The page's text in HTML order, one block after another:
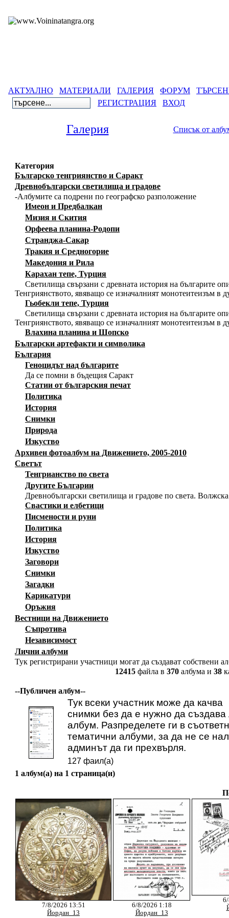
АКТУАЛНО МАТЕРИАЛИ ГАЛЕРИЯ ФОРУМ
РЕГИСТРАЦИЯ
ВХОД
Галерия Списък от
Категория
Българско тенгриянство и Саракт
Древнобългарски светилища и градове
-Албумите са подрени по географско разположение
Имеон и Предбалкан
Мизия и Скития
Орфеева планина-Родопи
Странджа-Сакар
Тракия и Средногорие
Македония и Рила
Карахан тепе, Турция
Светилища свързани с древната история на българите
Тенгриянството, явяващо се изначалният монотеитеизъм в
Гьобекли тепе, Турция
Светилища свързани с древната история на българите
Тенгриянството, явяващо се изначалният монотеитеизъм в
Влахина планина и Шопско
Български артефакти и символика
България
Геноцидът над българите
Да се помни в бъдещия Саракт
Статии от българския печат
Политика
История
Снимки
Природа
Изкуство
Архивен фотоалбум на Движението, 2005-2010
Светът
Тенгрианство по света
Другите Българии
Древнобългарски светилища и градове по света.
Свастики и елбетици
Писмености и руни
Политика
История
Изкуство
Заговори
Снимки
Загадки
Карикатури
Оръжия
Вестници на Движението
Съпротива
Независимост
Лични албуми
Тук регистрирани участници могат да създават собствени
12415файла в 370албума и 38
--Публичен албум--
Тук всеки участник може да качва
снимки без да е нужно да създава
албум. Разпределете ги в
тематични албуми, за да не се
админът да ги прехвърля.
127 фаил(а)
1 албум(а) на 1 страница(и)
7/8/2026 13:51
Йордан_13
6/8/2026 1:18
Йордан_13